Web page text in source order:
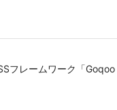
フレームワーク「